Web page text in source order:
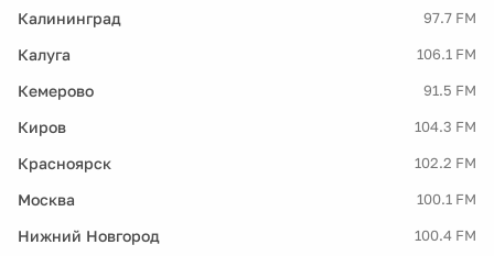
Калининград 97.7 FM
Калуга 106.1 FM
Кемерово 91.5 FM
Киров 104.3 FM
Красноярск 102.2 FM
Москва 100.1 FM
Нижний Новгород 100.4 FM